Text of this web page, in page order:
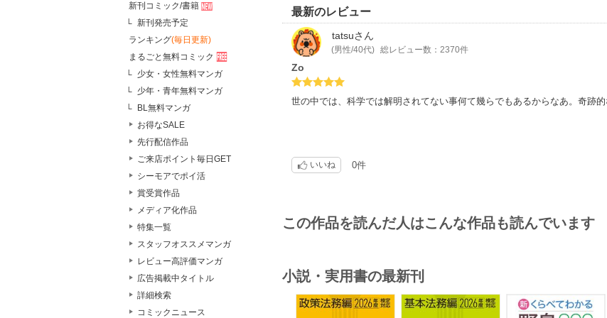
新刊コミック/書籍
新刊発売予定
ランキング(毎日更新)
まるごと無料コミック
少女・女性無料マンガ
少年・青年無料マンガ
BL無料マンガ
お得なSALE
先行配信作品
ご来店ポイント毎日GET
シーモアでポイ活
賞受賞作品
メディア化作品
特集一覧
スタッフオススメマンガ
レビュー高評価マンガ
広告掲載中タイトル
詳細検索
コミックニュース
最新のレビュー
tatsuさん
(男性/40代) 総レビュー数：2370件
Zo
世の中では、科学では解明されてない事何て幾らでもあるからなあ。奇跡
いいね 0件
この作品を読んだ人はこんな作品も読んでいます
小説・実用書の最新刊